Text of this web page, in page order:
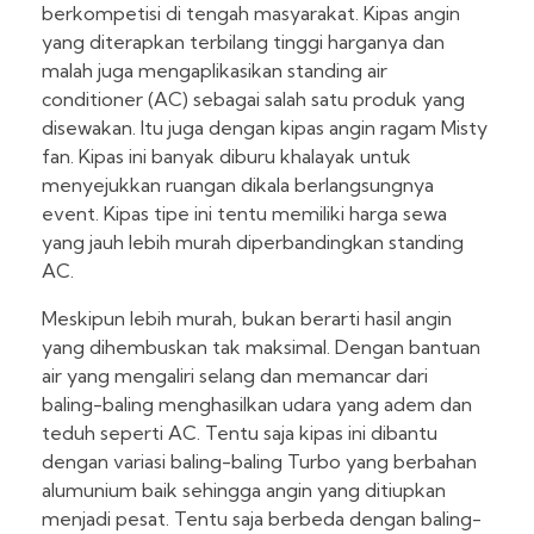
berkompetisi di tengah masyarakat. Kipas angin
yang diterapkan terbilang tinggi harganya dan
malah juga mengaplikasikan standing air
conditioner (AC) sebagai salah satu produk yang
disewakan. Itu juga dengan kipas angin ragam Misty
fan. Kipas ini banyak diburu khalayak untuk
menyejukkan ruangan dikala berlangsungnya
event. Kipas tipe ini tentu memiliki harga sewa
yang jauh lebih murah diperbandingkan standing
AC.
Meskipun lebih murah, bukan berarti hasil angin
yang dihembuskan tak maksimal. Dengan bantuan
air yang mengaliri selang dan memancar dari
baling-baling menghasilkan udara yang adem dan
teduh seperti AC. Tentu saja kipas ini dibantu
dengan variasi baling-baling Turbo yang berbahan
alumunium baik sehingga angin yang ditiupkan
menjadi pesat. Tentu saja berbeda dengan baling-